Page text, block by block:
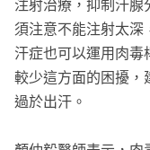
注射治療，抑制汗腺
須注意不能注射太深
汗症也可以運用肉毒
較少這方面的困擾，
過於出汗。